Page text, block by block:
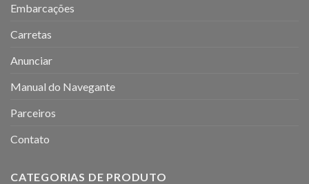
Embarcações
Carretas
Anunciar
Manual do Navegante
Parceiros
Contato
CATEGORIAS DE PRODUTO